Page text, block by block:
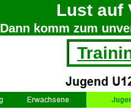
Lust auf
Dann komm zum